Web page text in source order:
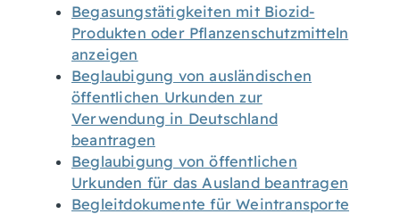
Begasungstätigkeiten mit Biozid-
Produkten oder Pflanzenschutzmitteln
anzeigen
Beglaubigung von ausländischen
öffentlichen Urkunden zur
Verwendung in Deutschland
beantragen
Beglaubigung von öffentlichen
Urkunden für das Ausland beantragen
Begleitdokumente für Weintransporte